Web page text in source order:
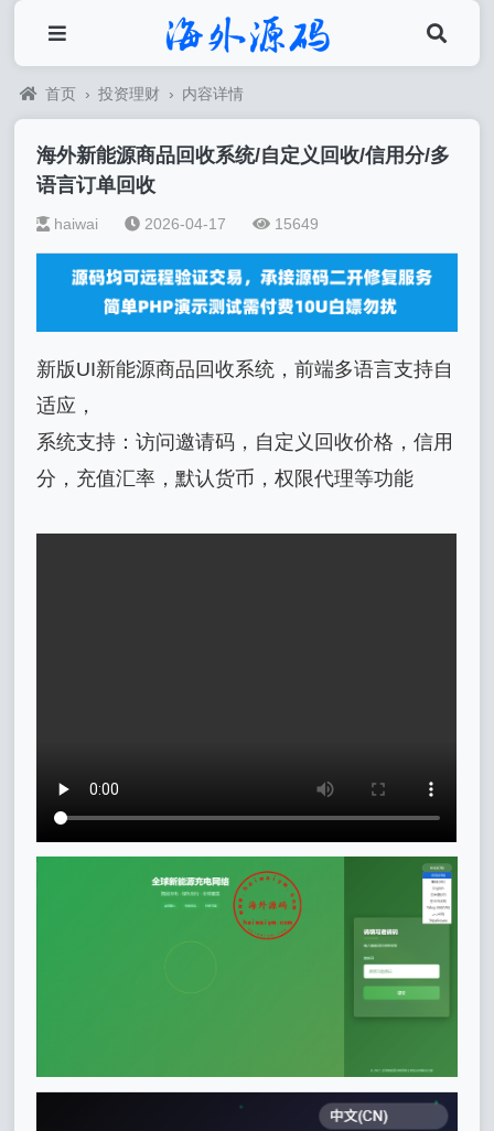
首页 › 投资理财 › 内容详情
海外新能源商品回收系统/自定义回收/信用分/多
语言订单回收
haiwai 2026-04-17 15649
新版UI新能源商品回收系统，前端多语言支持自
适应，
系统支持：访问邀请码，自定义回收价格，信用
分，充值汇率，默认货币，权限代理等功能